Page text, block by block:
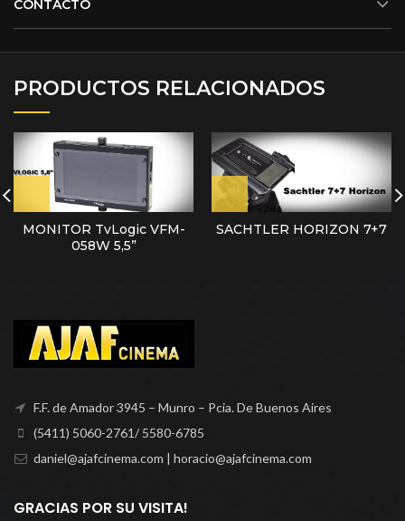
CONTACTO
PRODUCTOS RELACIONADOS
MONITOR TvLogic VFM-
058W 5,5”
SACHTLER HORIZON 7+7
F.F. de Amador 3945 – Munro – Pcia. De Buenos Aires
(5411) 5060-2761/ 5580-6785
daniel@ajafcinema.com | horacio@ajafcinema.com
GRACIAS POR SU VISITA!